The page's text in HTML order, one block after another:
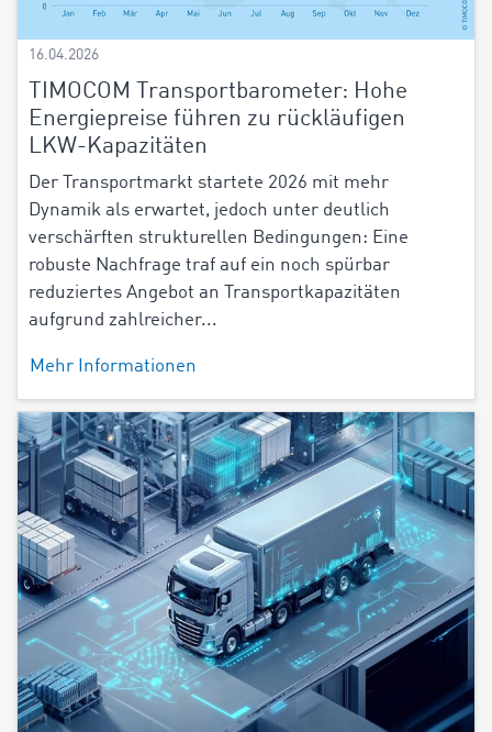
16.04.2026
TIMOCOM Transportbarometer: Hohe
Energiepreise führen zu rückläufigen
LKW-Kapazitäten
Der Transportmarkt startete 2026 mit mehr
Dynamik als erwartet, jedoch unter deutlich
verschärften strukturellen Bedingungen: Eine
robuste Nachfrage traf auf ein noch spürbar
reduziertes Angebot an Transportkapazitäten
aufgrund zahlreicher...
Mehr Informationen